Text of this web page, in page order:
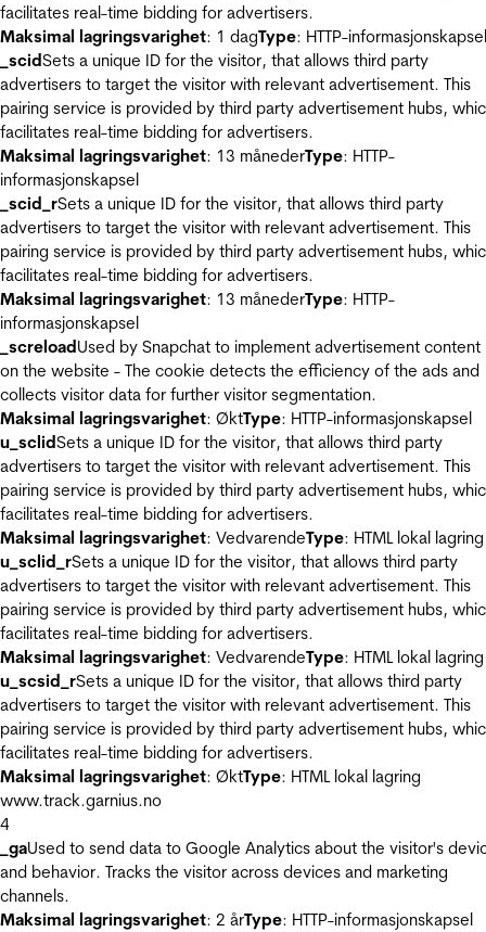
facilitates real-time bidding for advertisers.
Maksimal lagringsvarighet: 1 dagType: HTTP-informasjonskapsel
_scidSets a unique ID for the visitor, that allows third party
advertisers to target the visitor with relevant advertisement. This
pairing service is provided by third party advertisement hubs,
facilitates real-time bidding for advertisers.
Maksimal lagringsvarighet: 13 månederType: HTTP-
informasjonskapsel
_scid_rSets a unique ID for the visitor, that allows third party
advertisers to target the visitor with relevant advertisement. This
pairing service is provided by third party advertisement hubs,
facilitates real-time bidding for advertisers.
Maksimal lagringsvarighet: 13 månederType: HTTP-
informasjonskapsel
_screloadUsed by Snapchat to implement advertisement content
on the website - The cookie detects the efficiency of the ads and
collects visitor data for further visitor segmentation.
Maksimal lagringsvarighet: ØktType: HTTP-informasjonskapsel
u_sclidSets a unique ID for the visitor, that allows third party
advertisers to target the visitor with relevant advertisement. This
pairing service is provided by third party advertisement hubs,
facilitates real-time bidding for advertisers.
Maksimal lagringsvarighet: VedvarendeType: HTML lokal lagring
u_sclid_rSets a unique ID for the visitor, that allows third party
advertisers to target the visitor with relevant advertisement. This
pairing service is provided by third party advertisement hubs,
facilitates real-time bidding for advertisers.
Maksimal lagringsvarighet: VedvarendeType: HTML lokal lagring
u_scsid_rSets a unique ID for the visitor, that allows third party
advertisers to target the visitor with relevant advertisement. This
pairing service is provided by third party advertisement hubs,
facilitates real-time bidding for advertisers.
Maksimal lagringsvarighet: ØktType: HTML lokal lagring
www.track.garnius.no
4
_gaUsed to send data to Google Analytics about the visitor's
and behavior. Tracks the visitor across devices and marketing
channels.
Maksimal lagringsvarighet: 2 årType: HTTP-informasjonskapsel